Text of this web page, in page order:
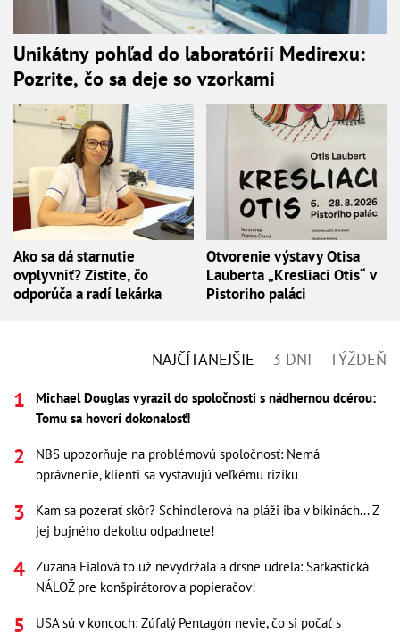
Unikátny pohľad do laboratórií Medirexu:
Pozrite, čo sa deje so vzorkami
Ako sa dá starnutie
ovplyvniť? Zistite, čo
odporúča a radí lekárka
Otvorenie výstavy Otisa
Lauberta „Kresliaci Otis“ v
Pistoriho paláci
NAJČÍTANEJŠIE 3 DNI TÝŽDEŇ
Michael Douglas vyrazil do spoločnosti s nádhernou dcérou:
Tomu sa hovorí dokonalosť!
NBS upozorňuje na problémovú spoločnosť: Nemá
oprávnenie, klienti sa vystavujú veľkému riziku
Kam sa pozerať skôr? Schindlerová na pláži iba v bikinách... Z
jej bujného dekoltu odpadnete!
Zuzana Fialová to už nevydržala a drsne udrela: Sarkastická
NÁLOŽ pre konšpirátorov a popieračov!
USA sú v koncoch: Zúfalý Pentagón nevie, čo si počať s